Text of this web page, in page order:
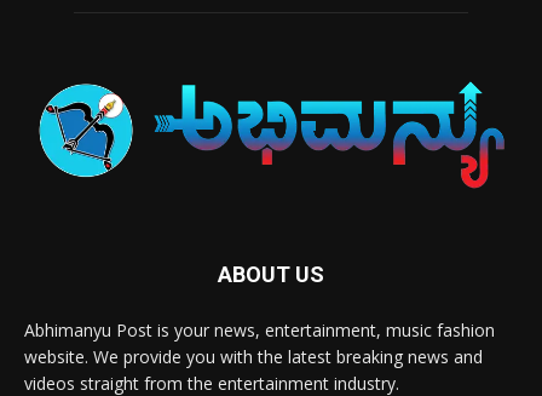
ABOUT US
Abhimanyu Post is your news, entertainment, music fashion
website. We provide you with the latest breaking news and
videos straight from the entertainment industry.